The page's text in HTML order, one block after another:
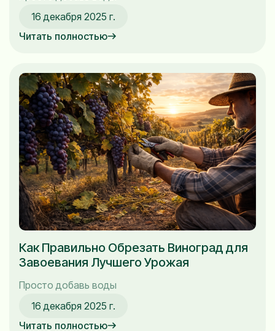
16 декабря 2025 г.
Читать полностью
Как Правильно Обрезать Виноград для
Завоевания Лучшего Урожая
Просто добавь воды
16 декабря 2025 г.
Читать полностью